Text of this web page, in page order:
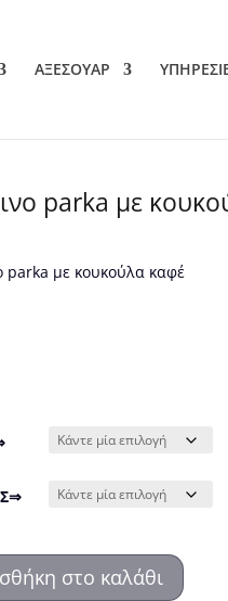
ΑΞΕΣΟΥΑΡ
parka με
parka με κουκούλα καφέ
στο καλάθι